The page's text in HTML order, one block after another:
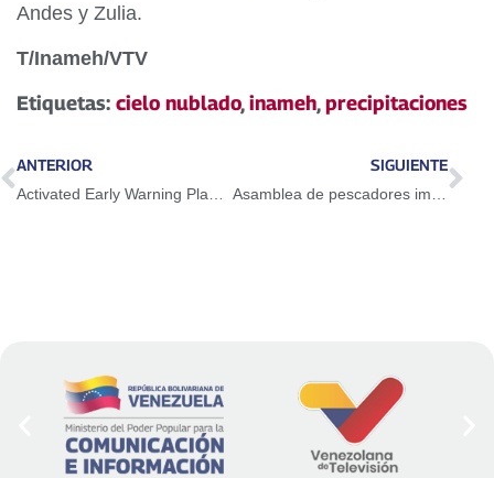
Andes y Zulia.
T/Inameh/VTV
Etiquetas: cielo nublado,inameh,precipitaciones
ANTERIOR
Activated Early Warning Plan in defense of sovereignty
SIGUIENTE
Asamblea de pescadores impulsa plan productivo en Guárico